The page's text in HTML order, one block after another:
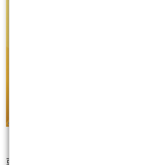
或請加【非凡贏家】LINE@好友